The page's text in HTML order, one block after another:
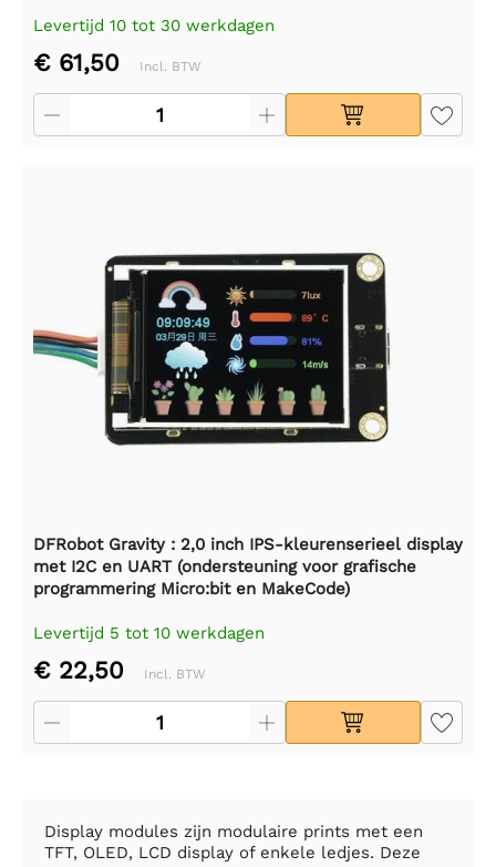
Levertijd 10 tot 30 werkdagen
€ 61,50 Incl. BTW
DFRobot Gravity : 2,0 inch IPS-kleurenserieel display
met I2C en UART (ondersteuning voor grafische
programmering Micro:bit en MakeCode)
Levertijd 5 tot 10 werkdagen
€ 22,50 Incl. BTW
Display modules zijn modulaire prints met een
TFT, OLED, LCD display of enkele ledjes. Deze